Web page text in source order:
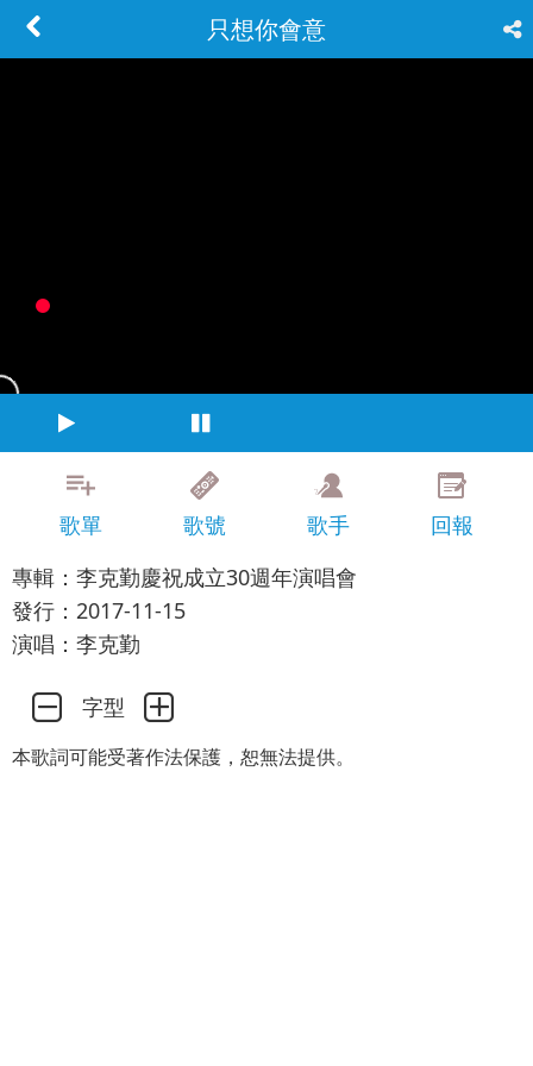
只想你會意
歌單 歌號 歌手
回報
專輯：李克勤慶祝成立30週年演唱會
發行：2017-11-15
演唱：李克勤
字型
本歌詞可能受著作法保護，恕無法提供。